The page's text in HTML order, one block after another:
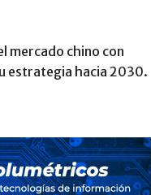
mercado chino con
estrategia hacia 2030.